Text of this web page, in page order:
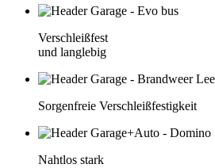
Verschleißfest
und langlebig
Sorgenfreie Verschleißfestigkeit
Nahtlos stark